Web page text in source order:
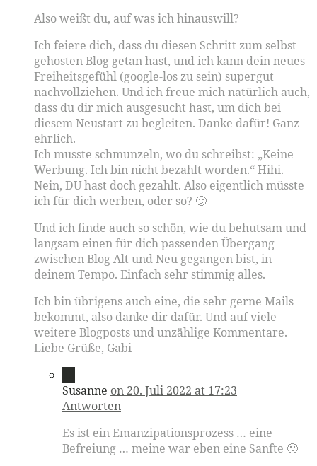
Also weißt du, auf was ich hinauswill?
Ich feiere dich, dass du diesen Schritt zum selbst
gehosten Blog getan hast, und ich kann dein neues
Freiheitsgefühl (google-los zu sein) supergut
nachvollziehen. Und ich freue mich natürlich auch,
dass du dir mich ausgesucht hast, um dich bei
diesem Neustart zu begleiten. Danke dafür! Ganz
ehrlich.
Ich musste schmunzeln, wo du schreibst: „Keine
Werbung. Ich bin nicht bezahlt worden.“ Hihi.
Nein, DU hast doch gezahlt. Also eigentlich müsste
ich für dich werben, oder so? 🙂
Und ich finde auch so schön, wie du behutsam und
langsam einen für dich passenden Übergang
zwischen Blog Alt und Neu gegangen bist, in
deinem Tempo. Einfach sehr stimmig alles.
Ich bin übrigens auch eine, die sehr gerne Mails
bekommt, also danke dir dafür. Und auf viele
weitere Blogposts und unzählige Kommentare.
Liebe Grüße, Gabi
Susanne on 20. Juli 2022 at 17:23
Antworten
Es ist ein Emanzipationsprozess … eine
Befreiung … meine war eben eine Sanfte 🙂